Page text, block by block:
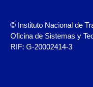
renovación de
Noticias
© Instituto Nacional de
Oficina de Sistemas y
RIF: G-20002414-3